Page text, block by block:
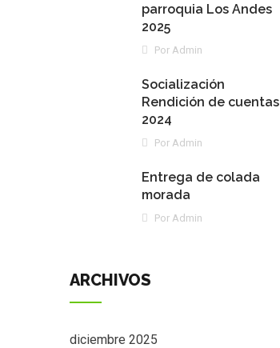
parroquia Los Andes
2025
Por Admin
Socialización
Rendición de cuentas
2024
Por Admin
Entrega de colada
morada
Por Admin
ARCHIVOS
diciembre 2025